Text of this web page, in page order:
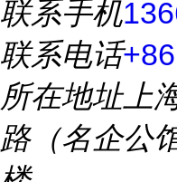
联系手机
联系电话
所在地址上
路（名企公